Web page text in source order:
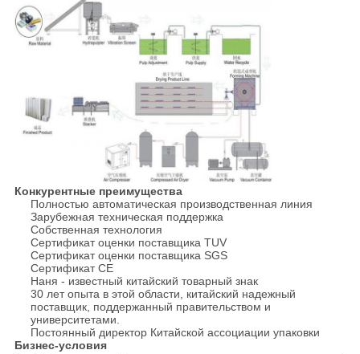
Конкурентные преимущества
Полностью автоматическая производственная линия
Зарубежная техническая поддержка
Собственная технология
Сертификат оценки поставщика TUV
Сертификат оценки поставщика SGS
Сертификат CE
Наня - известный китайский товарный знак
30 лет опыта в этой области, китайский надежный
поставщик, поддержанный правительством и
университетами.
Постоянный директор Китайской ассоциации упаковки
Бизнес-условия